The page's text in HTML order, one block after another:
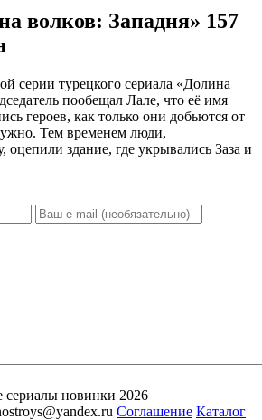
волков: Западня» 157
серии турецкого сериала «Долина
пообещал Лале, что её имя
героев, как только они добьются от
Тем временем люди,
здание, где укрывались Заза и
сериалы новинки 2026
Соглашение Каталог